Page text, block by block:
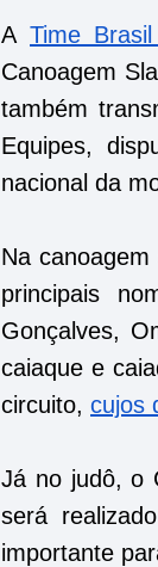
ATime
Canoagem
também
Equipes,
nacional da
Na
principais
Gonçalves,
caiaque e
circuito,cujos
Já no judô, o
será
importante